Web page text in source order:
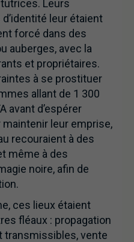
Leurs
leur étaient
forcé dans des
auberges, avec la
et propriétaires.
à se prostituer
allant de 1 300
avant d’espérer
leur emprise,
recouraient à des
même à des
noire, afin de
ces lieux étaient
fléaux : propagation
transmissibles, vente